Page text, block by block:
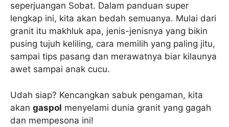
seperjuangan Sobat. Dalam panduan super
lengkap ini, kita akan bedah semuanya. Mulai dari
granit itu makhluk apa, jenis-jenisnya yang bikin
pusing tujuh keliling, cara memilih yang paling jitu,
sampai tips pasang dan merawatnya biar kilaunya
awet sampai anak cucu.
Udah siap? Kencangkan sabuk pengaman, kita
akan gaspol menyelami dunia granit yang gagah
dan mempesona ini!